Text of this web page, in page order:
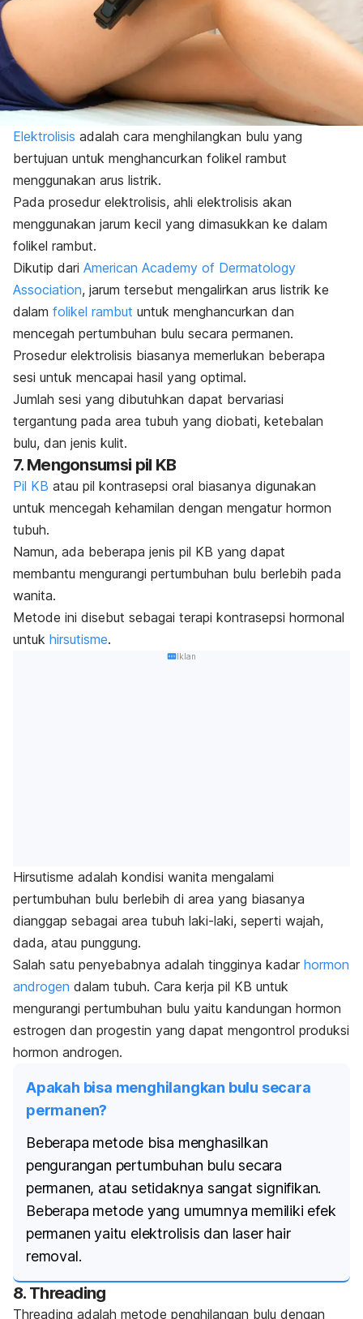
Elektrolisis adalah cara menghilangkan bulu yang
bertujuan untuk menghancurkan folikel rambut
menggunakan arus listrik.
Pada prosedur elektrolisis, ahli elektrolisis akan
menggunakan jarum kecil yang dimasukkan ke dalam
folikel rambut.
Dikutip dari American Academy of Dermatology
Association, jarum tersebut mengalirkan arus listrik ke
dalam folikel rambut untuk menghancurkan dan
mencegah pertumbuhan bulu secara permanen.
Prosedur elektrolisis biasanya memerlukan beberapa
sesi untuk mencapai hasil yang optimal.
Jumlah sesi yang dibutuhkan dapat bervariasi
tergantung pada area tubuh yang diobati, ketebalan
bulu, dan jenis kulit.
7. Mengonsumsi pil KB
Pil KB atau pil kontrasepsi oral biasanya digunakan
untuk mencegah kehamilan dengan mengatur hormon
tubuh.
Namun, ada beberapa jenis pil KB yang dapat
membantu mengurangi pertumbuhan bulu berlebih pada
wanita.
Metode ini disebut sebagai terapi kontrasepsi hormonal
untuk hirsutisme.
Iklan
Hirsutisme adalah kondisi wanita mengalami
pertumbuhan bulu berlebih di area yang biasanya
dianggap sebagai area tubuh laki-laki, seperti wajah,
dada, atau punggung.
Salah satu penyebabnya adalah tingginya kadar hormon
androgen dalam tubuh. Cara kerja pil KB untuk
mengurangi pertumbuhan bulu yaitu kandungan hormon
estrogen dan progestin yang dapat mengontrol produksi
hormon androgen.
Apakah bisa menghilangkan bulu secara
permanen?
Beberapa metode bisa menghasilkan
pengurangan pertumbuhan bulu secara
permanen, atau setidaknya sangat signifikan.
Beberapa metode yang umumnya memiliki efek
permanen yaitu elektrolisis dan laser hair
removal.
8. Threading
Threading adalah metode penghilangan bulu dengan